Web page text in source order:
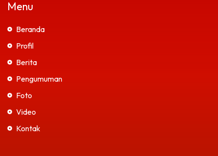
Menu
Beranda
Profil
Berita
Pengumuman
Foto
Video
Kontak